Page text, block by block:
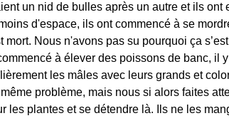
un nid de bulles après un autre et ils ont
d'espace, ils ont commencé à se
Nous n'avons pas su pourquoi ça
à élever des poissons de banc, il
les mâles avec leurs grands et
problème, mais nous si alors faites
plantes et se détendre là. Ils ne les